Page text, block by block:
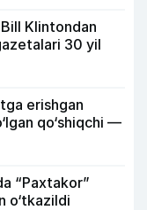
Klintondan
30 yil
erishgan
qo‘shiqchi —
“Paxtakor”
o‘tkazildi